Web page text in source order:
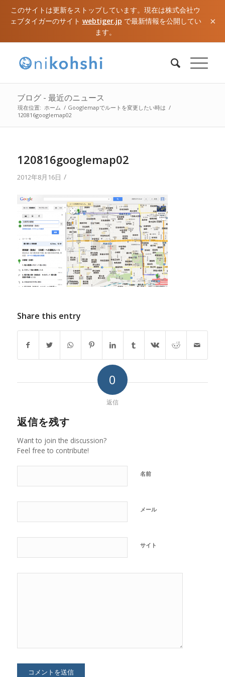
このサイトは更新をストップしています。現在は株式会社ウ
ェブタイガーのサイト webtiger.jp で最新情報を公開してい
ます。
×
ブログ - 最近のニュース
現在位置: ホーム / Googlemapでルートを変更したい時は /
120816googlemap02
120816googlemap02
2012年8月16日 /
Share this entry
0
返信
返信を残す
Want to join the discussion?
Feel free to contribute!
名前
メール
サイト